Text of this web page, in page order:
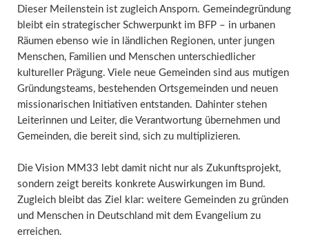
Dieser Meilenstein ist zugleich Ansporn. Gemeindegründung
bleibt ein strategischer Schwerpunkt im BFP – in urbanen
Räumen ebenso wie in ländlichen Regionen, unter jungen
Menschen, Familien und Menschen unterschiedlicher
kultureller Prägung. Viele neue Gemeinden sind aus mutigen
Gründungsteams, bestehenden Ortsgemeinden und neuen
missionarischen Initiativen entstanden. Dahinter stehen
Leiterinnen und Leiter, die Verantwortung übernehmen und
Gemeinden, die bereit sind, sich zu multiplizieren.
Die Vision MM33 lebt damit nicht nur als Zukunftsprojekt,
sondern zeigt bereits konkrete Auswirkungen im Bund.
Zugleich bleibt das Ziel klar: weitere Gemeinden zu gründen
und Menschen in Deutschland mit dem Evangelium zu
erreichen.